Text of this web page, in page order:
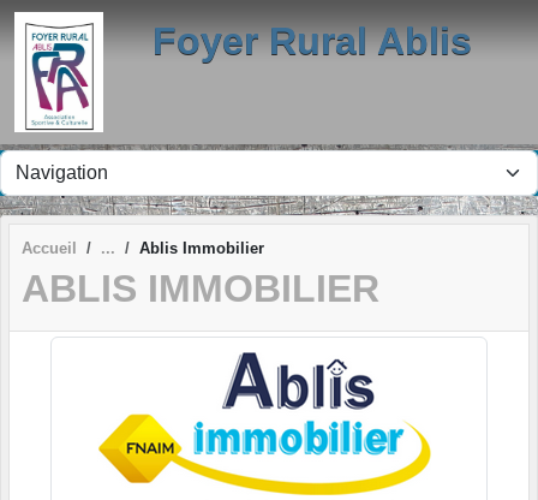
Foyer Rural Ablis
Accueil Ablis Immobilier
ABLIS IMMOBILIER
Panneau de gestion des cookies